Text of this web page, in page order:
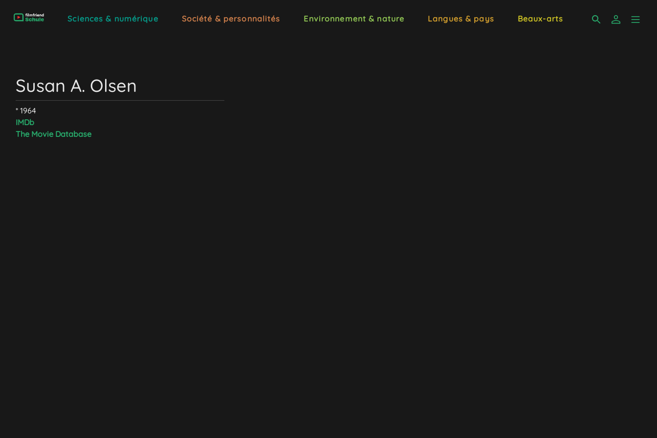
Sciences & numérique Société & personnalités Environnement & nature Langues & pays Beaux-arts
Susan A. Olsen
* 1964
IMDb
The Movie Database